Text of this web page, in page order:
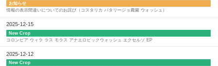
お知らせ
情報の表示間違いについてのお詫び（コスタリカ パタリージョ農園 ウォッシュ）
2025-12-15
New Crop
コロンビア ウィラ ラス モラス アナエロビックウォッシュ エクセルソ EP
2025-12-12
New Crop